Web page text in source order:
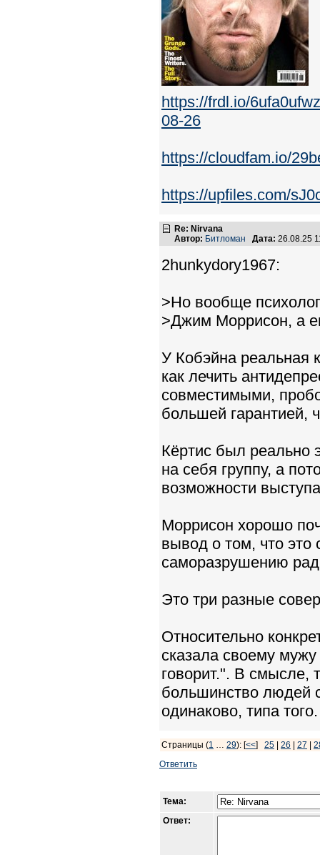
https://frdl.io/
08-26
https://cloudfam.io/
https://upfiles.com/
Re: Nirvana
Автор: Битломан Дата: 26.08.25
2hunkydory1967:
>Но вообще
>Джим Моррисон, а
У Кобэйна реальная
как лечить
совместимыми,
большей гарантией,
Кёртис был реально
на себя группу, а
возможности
Моррисон хорошо
вывод о том, что это
саморазрушению
Это три разные
Относительно
сказала своему
говорит.". В смысле,
большинство людей
одинаково, типа того.
Страницы (1 … 29): [<<] 25 26 27
Ответить
Тема:
Ответ: